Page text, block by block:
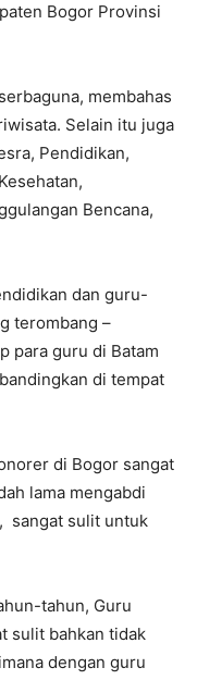
Bogor Provinsi
membahas
Selain itu juga
Pendidikan,
Bencana,
dan guru-
terombang –
para guru di Batam
di tempat
di Bogor sangat
lama mengabdi
sangat sulit untuk
tahun, Guru
sulit bahkan tidak
dengan guru